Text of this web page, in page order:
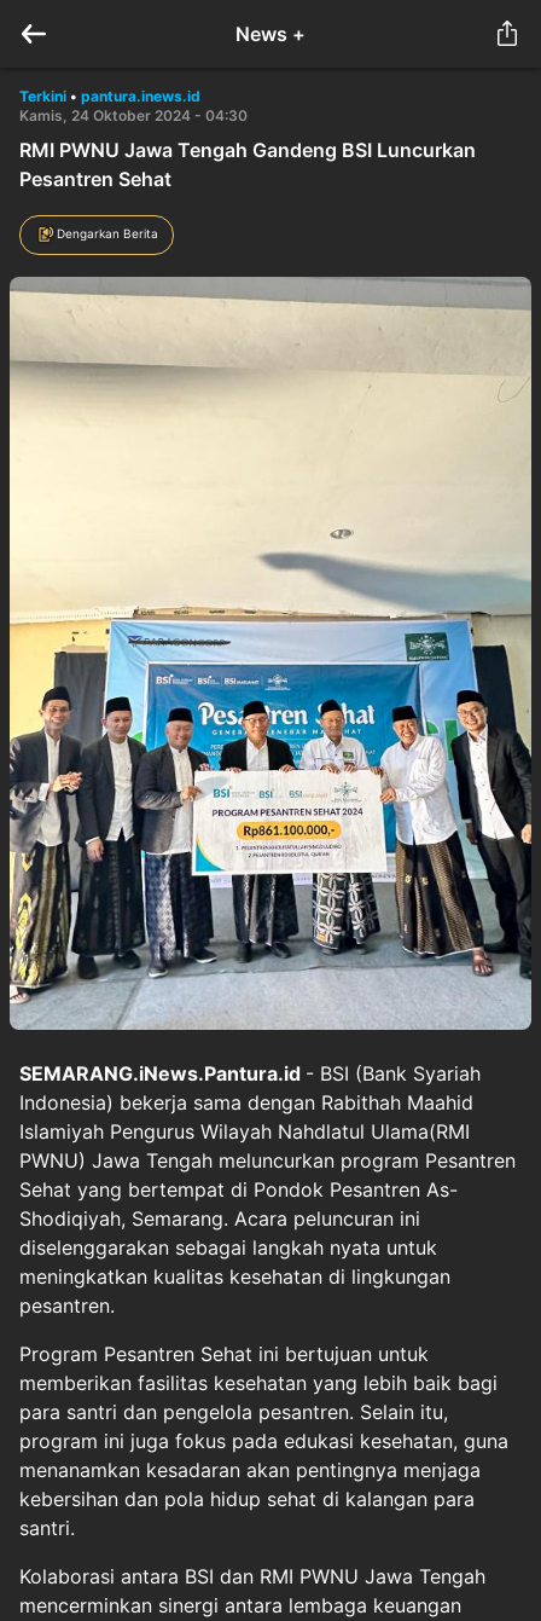
News +
Terkini • pantura.inews.id
Kamis, 24 Oktober 2024 - 04:30
RMI PWNU Jawa Tengah Gandeng BSI Luncurkan
Pesantren Sehat
Dengarkan Berita
SEMARANG.iNews.Pantura.id - BSI (Bank Syariah
Indonesia) bekerja sama dengan Rabithah Maahid
Islamiyah Pengurus Wilayah Nahdlatul Ulama(RMI
PWNU) Jawa Tengah meluncurkan program Pesantren
Sehat yang bertempat di Pondok Pesantren As-
Shodiqiyah, Semarang. Acara peluncuran ini
diselenggarakan sebagai langkah nyata untuk
meningkatkan kualitas kesehatan di lingkungan
pesantren.
Program Pesantren Sehat ini bertujuan untuk
memberikan fasilitas kesehatan yang lebih baik bagi
para santri dan pengelola pesantren. Selain itu,
program ini juga fokus pada edukasi kesehatan, guna
menanamkan kesadaran akan pentingnya menjaga
kebersihan dan pola hidup sehat di kalangan para
santri.
Kolaborasi antara BSI dan RMI PWNU Jawa Tengah
mencerminkan sinergi antara lembaga keuangan